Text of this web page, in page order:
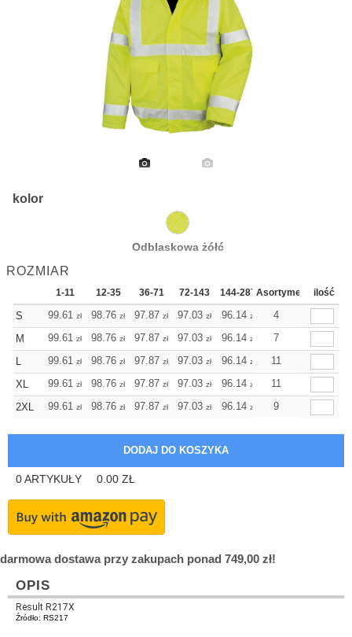
kolor
Odblaskowa żółć
ROZMIAR
1-11 12-35 36-71 72-143 144-287 288 Dodaj Więcej
Asortyment ilość
S 99.61 zł 98.76 zł 97.87 zł 97.03 zł 96.14 zł 96.14
4
M
99.61 zł 98.76 zł 97.87 zł 97.03 zł 96.14 zł 96.14
7
L
99.61 zł 98.76 zł 97.87 zł 97.03 zł 96.14 zł 96.14
11
XL
99.61 zł 98.76 zł 97.87 zł 97.03 zł 96.14 zł 96.14
11
2XL
99.61 zł 98.76 zł 97.87 zł 97.03 zł 96.14 zł 96.14
9
0ARTYKUŁY 0.00 ZŁ
darmowa dostawa przy zakupach ponad 749,00 zł!
OPIS
Result R217X
Źródło: RS217